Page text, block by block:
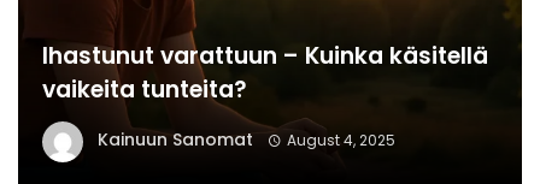
Ihastunut varattuun – Kuinka käsitellä
vaikeita tunteita?
Kainuun Sanomat August 4, 2025